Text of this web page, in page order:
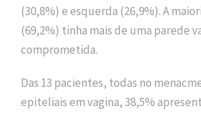
(30,8%) e esquerda (26,9%). A
(69,2%) tinha mais de uma parede
comprometida.
Das 13 pacientes, todas no
epiteliais em vagina, 38,5%